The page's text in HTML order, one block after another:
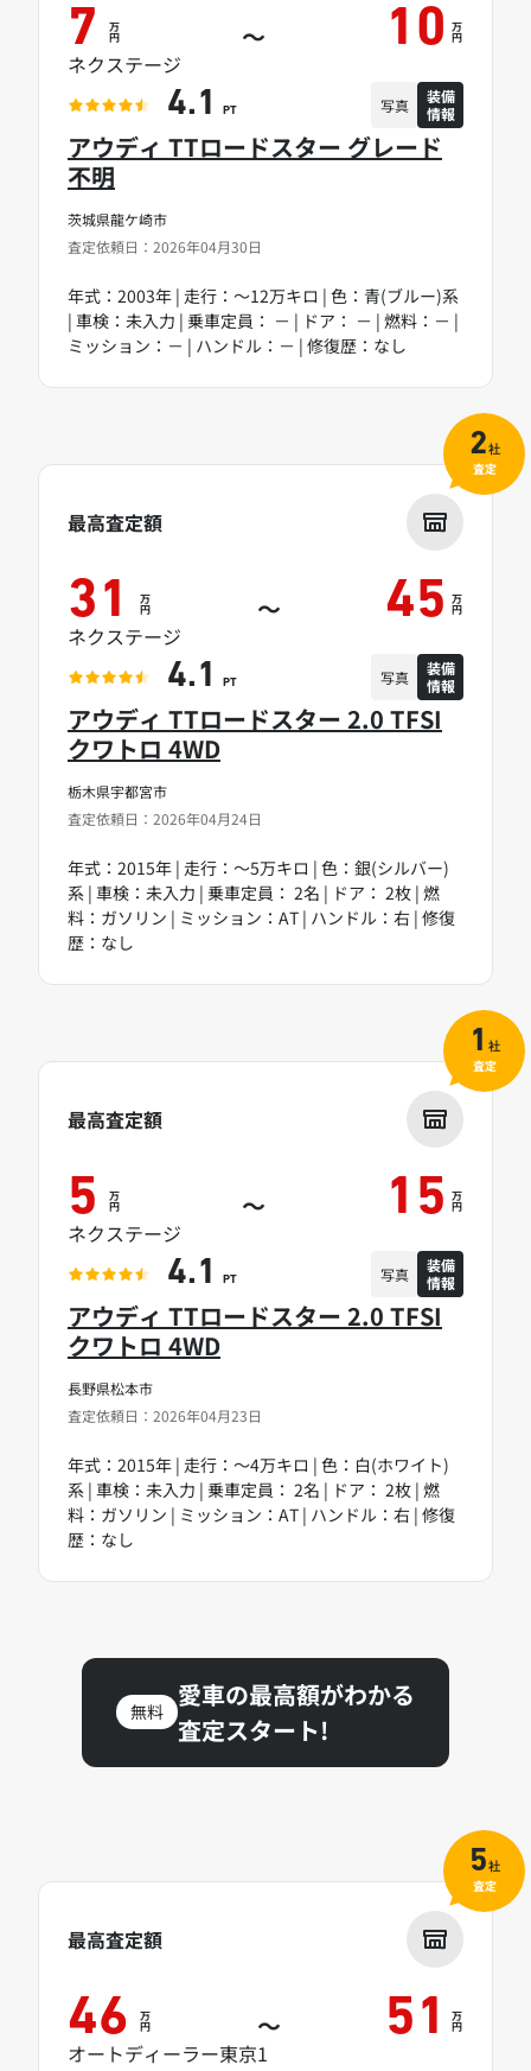
茨城県龍ケ崎市
査定依頼日：2026年04月30日
アウディ TTロードスター グレード
不明
年式：2003年 | 走行：～12万キロ | 色：青(ブルー)系
| 車検：未入力 | 乗車定員： － | ドア： － | 燃料：－ |
ミッション：－ | ハンドル：－ | 修復歴：なし
7 万
円 ～ 10 万
円
ネクステージ
4.1 PT 写真
装備
情報
栃木県宇都宮市
査定依頼日：2026年04月24日
アウディ TTロードスター 2.0 TFSI
クワトロ 4WD
年式：2015年 | 走行：～5万キロ | 色：銀(シルバー)
系 | 車検：未入力 | 乗車定員： 2名 | ドア： 2枚 | 燃
料：ガソリン | ミッション：AT | ハンドル：右 | 修復
歴：なし
最高査定額
31 万
円 ～ 45 万
円
ネクステージ
4.1 PT 写真
装備
情報
2社
査定
長野県松本市
査定依頼日：2026年04月23日
アウディ TTロードスター 2.0 TFSI
クワトロ 4WD
年式：2015年 | 走行：～4万キロ | 色：白(ホワイト)
系 | 車検：未入力 | 乗車定員： 2名 | ドア： 2枚 | 燃
料：ガソリン | ミッション：AT | ハンドル：右 | 修復
歴：なし
最高査定額
5 万
円 ～ 15 万
円
ネクステージ
4.1 PT 写真
装備
情報
1 社
査定
無料
愛車の最高額がわかる
査定スタート!
最高査定額
46 万
円 ～ 51 万
円
オートディーラー東京1
5社
査定